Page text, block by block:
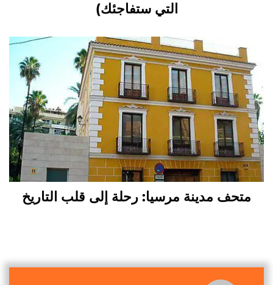
التي ستفاجئك)
متحف مدينة مرسيا: رحلة إلى قلب التاريخ